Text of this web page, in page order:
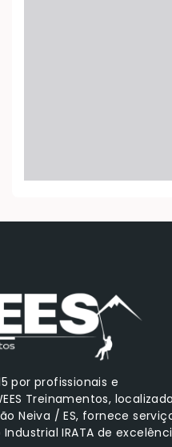
por profissionais e
Treinamentos, localizada
Neiva / ES, fornece
IRATA de